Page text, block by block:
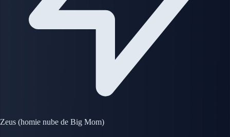
Zeus (homie nube de Big Mom)